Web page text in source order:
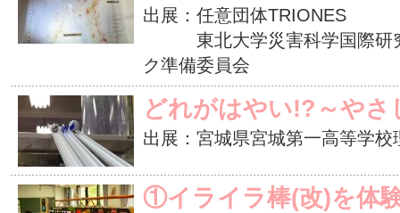
出展：任意団体TRIONES
東北大学災害科学国際研究
ク準備委員会
どれがはやい!?～やさ
出展：宮城県宮城第一高等学校
①イライラ棒(改)を体